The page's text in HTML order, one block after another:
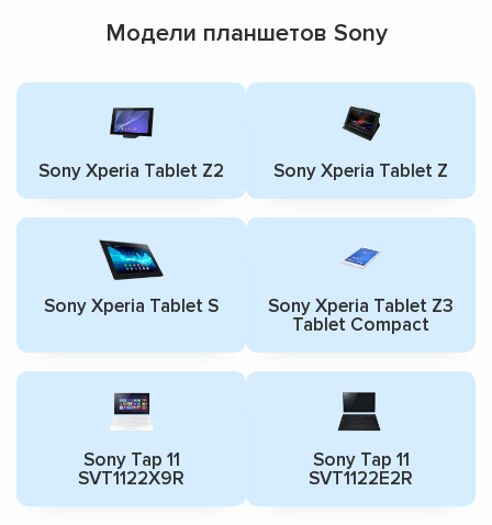
Модели планшетов Sony
Sony Xperia Tablet Z2 Sony Xperia Tablet Z
Sony Xperia Tablet S
Sony Xperia Tablet Z3
Tablet Compact
Sony Tap 11
SVT1122X9R
Sony Tap 11
SVT1122E2R